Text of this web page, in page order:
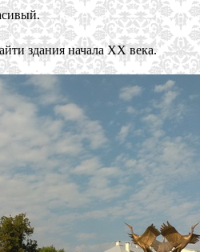
здания начала XX века.